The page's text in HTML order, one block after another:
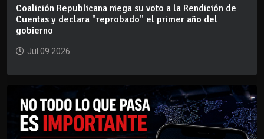
Coalición Republicana niega su voto a la Rendición de
Cuentas y declara "reprobado" el primer año del
gobierno
Jul 09 2026